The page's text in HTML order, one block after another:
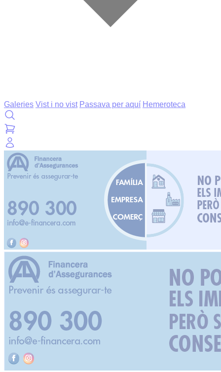
Galeries Vist i no vist Passava per aquí Hemeroteca